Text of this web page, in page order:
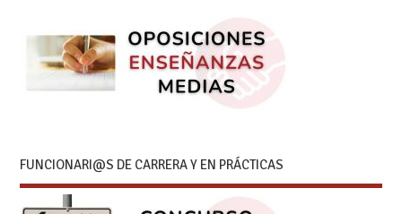
FUNCIONARI@S DE CARRERA Y EN PRÁCTICAS